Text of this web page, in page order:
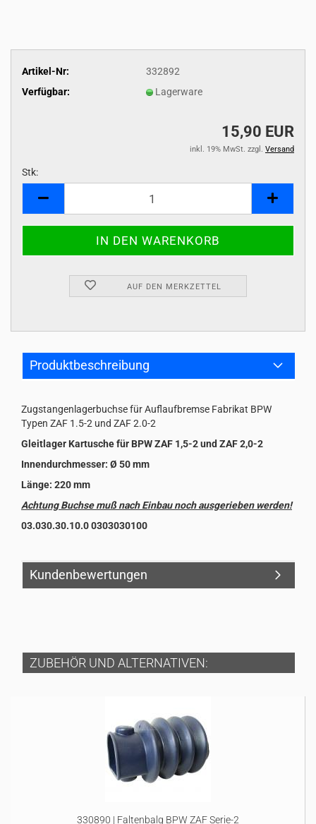
Artikel-Nr:
332892
Verfügbar:
Lagerware
15,90 EUR
inkl. 19% MwSt. zzgl. Versand
Stk:
AUF DEN MERKZETTEL
Produktbeschreibung
Zugstangenlagerbuchse für Auflaufbremse Fabrikat BPW
Typen ZAF 1.5-2 und ZAF 2.0-2
Gleitlager Kartusche für BPW ZAF 1,5-2 und ZAF 2,0-2
Innendurchmesser: Ø 50 mm
Länge: 220 mm
Achtung Buchse muß nach Einbau noch ausgerieben werden!
03.030.30.10.0 0303030100
Kundenbewertungen
ZUBEHÖR UND ALTERNATIVEN:
330890 | Faltenbalg BPW ZAF Serie-2